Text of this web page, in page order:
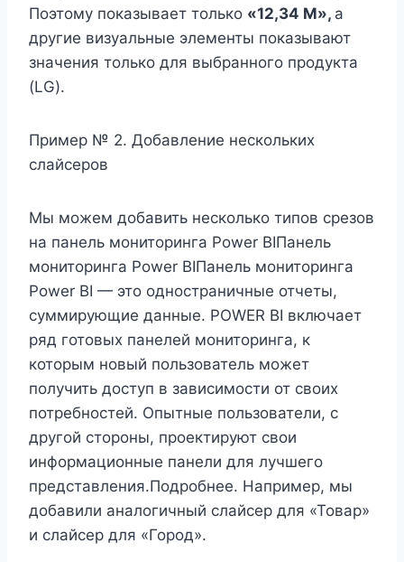
Поэтому показывает только «12,34 М», а
другие визуальные элементы показывают
значения только для выбранного продукта
(LG).
Пример № 2. Добавление нескольких
слайсеров
Мы можем добавить несколько типов срезов
на панель мониторинга Power BIПанель
мониторинга Power BIПанель мониторинга
Power BI — это одностраничные отчеты,
суммирующие данные. POWER BI включает
ряд готовых панелей мониторинга, к
которым новый пользователь может
получить доступ в зависимости от своих
потребностей. Опытные пользователи, с
другой стороны, проектируют свои
информационные панели для лучшего
представления.Подробнее. Например, мы
добавили аналогичный слайсер для «Товар»
и слайсер для «Город».